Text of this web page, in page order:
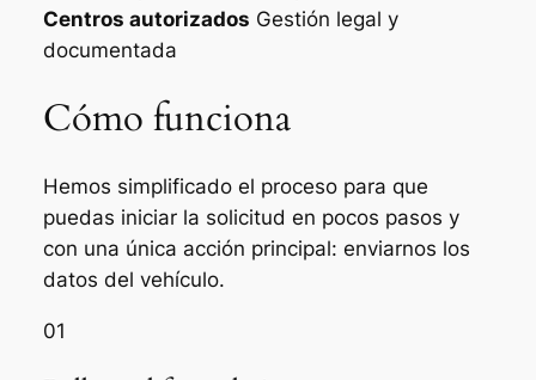
Centros autorizados Gestión legal y
documentada
Cómo funciona
Hemos simplificado el proceso para que
puedas iniciar la solicitud en pocos pasos y
con una única acción principal: enviarnos los
datos del vehículo.
01